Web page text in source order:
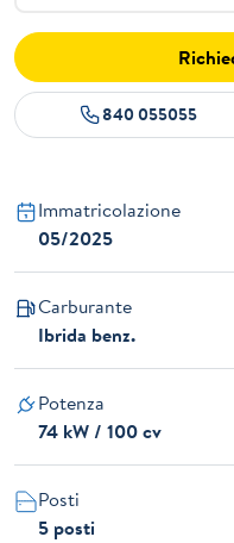
840 055055
Immatricolazione
05/2025
Carburante
Ibrida benz.
Potenza
74 kW / 100 cv
Posti
5 posti